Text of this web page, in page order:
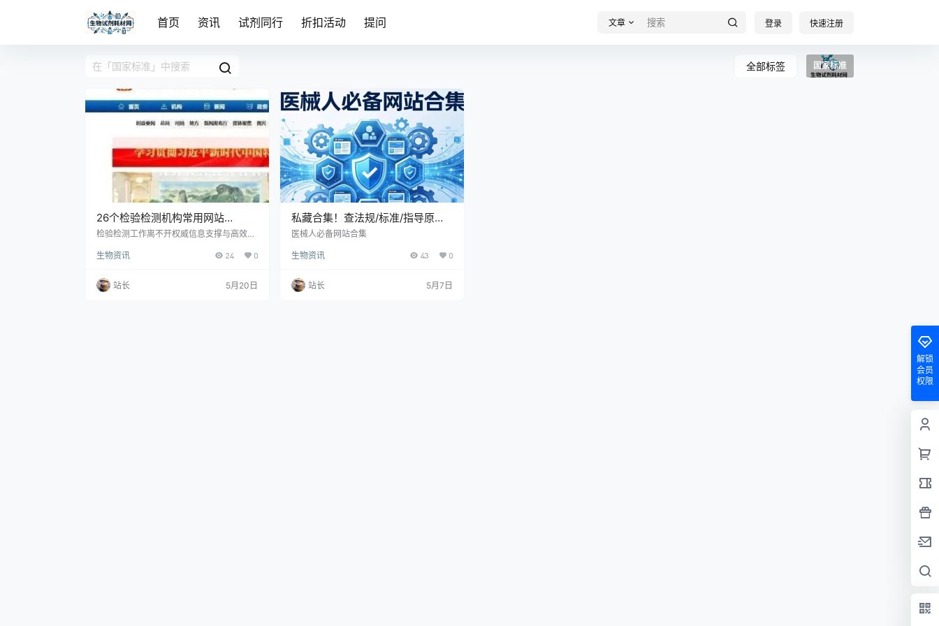
首页 资讯 试剂同行 折扣活动 提问 文章 登录 快速注册
全部标签 国家标准
26个检验检测机构常用网站
（2026版）
检验检测工作离不开权威信息支撑与高效工
认证、标准查询、法规查阅、业务办理等核
议收藏备用。
生物资讯 24 0
站长 5月20日
私藏合集！查法规/标准/指导原
则，这15个网站够用了（收藏备
医械人必备网站合集
生物资讯 43 0
站长 5月7日
解锁
会员
权限